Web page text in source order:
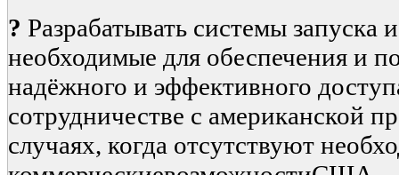
? Разрабатывать системы запуска
необходимые для обеспечения и
надёжного и эффективного
сотрудничестве с американской
случаях, когда отсутствуют